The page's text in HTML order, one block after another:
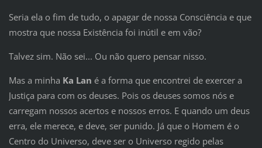
Seria ela o fim de tudo, o apagar de nossa Consciência e que
mostra que nossa Existência foi inútil e em vão?
Talvez sim. Não sei... Ou não quero pensar nisso.
Mas a minha Ka Lan é a forma que encontrei de exercer a
Justiça para com os deuses. Pois os deuses somos nós e
carregam nossos acertos e nossos erros. E quando um deus
erra, ele merece, e deve, ser punido. Já que o Homem é o
Centro do Universo, deve ser o Universo regido pelas